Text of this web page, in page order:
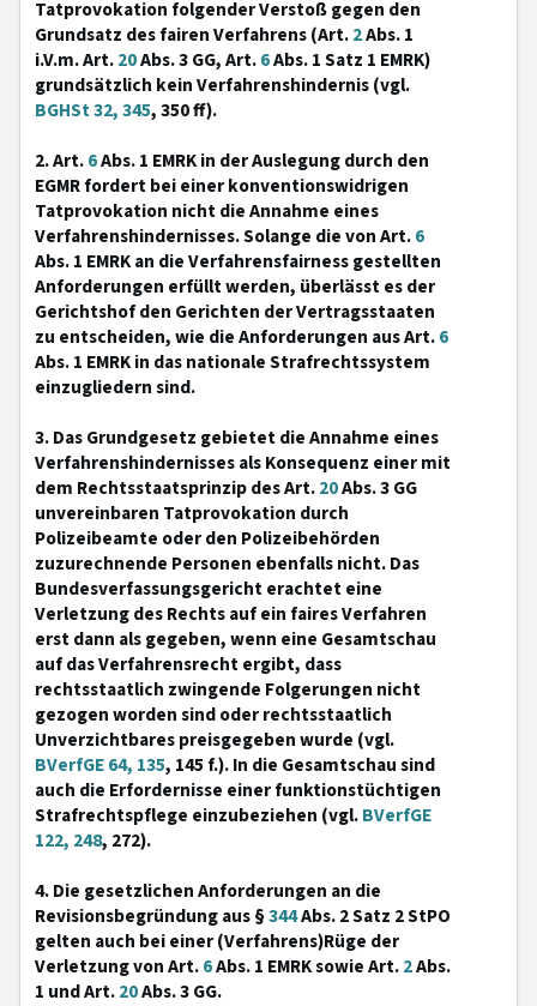
Tatprovokation folgender Verstoß gegen den
Grundsatz des fairen Verfahrens (Art.2Abs. 1
i.V.m. Art.20Abs. 3 GG, Art.6Abs. 1 Satz 1 EMRK)
grundsätzlich kein Verfahrenshindernis (vgl.
BGHSt 32, 345, 350 ff).
2. Art.6Abs. 1 EMRK in der Auslegung durch den
EGMR fordert bei einer konventionswidrigen
Tatprovokation nicht die Annahme eines
Verfahrenshindernisses. Solange die von Art.6
Abs. 1 EMRK an die Verfahrensfairness gestellten
Anforderungen erfüllt werden, überlässt es der
Gerichtshof den Gerichten der Vertragsstaaten
zu entscheiden, wie die Anforderungen aus Art.6
Abs. 1 EMRK in das nationale Strafrechtssystem
einzugliedern sind.
3. Das Grundgesetz gebietet die Annahme eines
Verfahrenshindernisses als Konsequenz einer mit
dem Rechtsstaatsprinzip des Art.20Abs. 3 GG
unvereinbaren Tatprovokation durch
Polizeibeamte oder den Polizeibehörden
zuzurechnende Personen ebenfalls nicht. Das
Bundesverfassungsgericht erachtet eine
Verletzung des Rechts auf ein faires Verfahren
erst dann als gegeben, wenn eine Gesamtschau
auf das Verfahrensrecht ergibt, dass
rechtsstaatlich zwingende Folgerungen nicht
gezogen worden sind oder rechtsstaatlich
Unverzichtbares preisgegeben wurde (vgl.
BVerfGE 64, 135, 145 f.). In die Gesamtschau sind
auch die Erfordernisse einer funktionstüchtigen
Strafrechtspflege einzubeziehen (vgl.BVerfGE
122, 248, 272).
4. Die gesetzlichen Anforderungen an die
Revisionsbegründung aus §344Abs. 2 Satz 2 StPO
gelten auch bei einer (Verfahrens)Rüge der
Verletzung von Art.6Abs. 1 EMRK sowie Art.2Abs.
1 und Art.20Abs. 3 GG.